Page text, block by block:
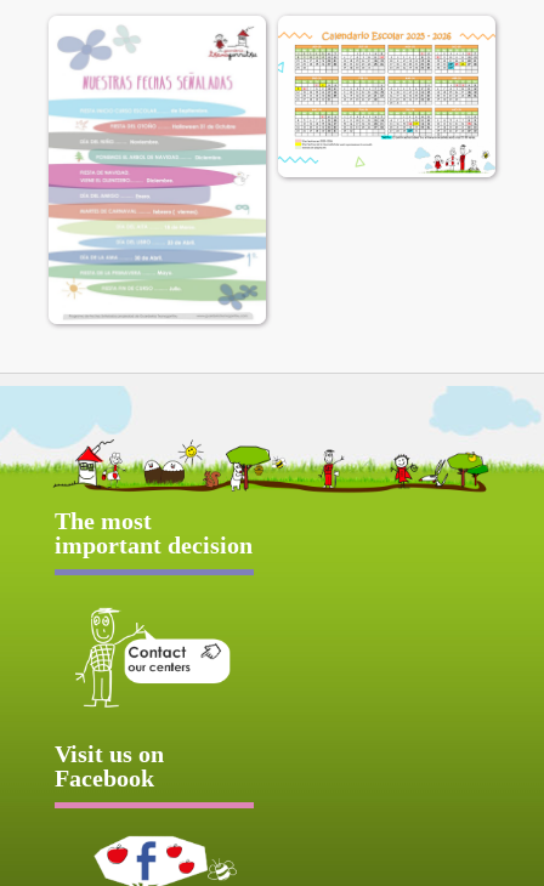
The most
important decision
Visit us on
Facebook